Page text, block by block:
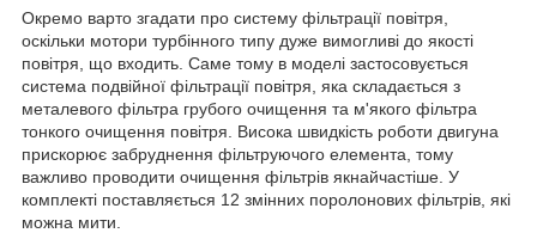
Окремо варто згадати про систему фільтрації повітря,
оскільки мотори турбінного типу дуже вимогливі до якості
повітря, що входить. Саме тому в моделі застосовується
система подвійної фільтрації повітря, яка складається з
металевого фільтра грубого очищення та м'якого фільтра
тонкого очищення повітря. Висока швидкість роботи двигуна
прискорює забруднення фільтруючого елемента, тому
важливо проводити очищення фільтрів якнайчастіше. У
комплекті поставляється 12 змінних поролонових фільтрів, які
можна мити.